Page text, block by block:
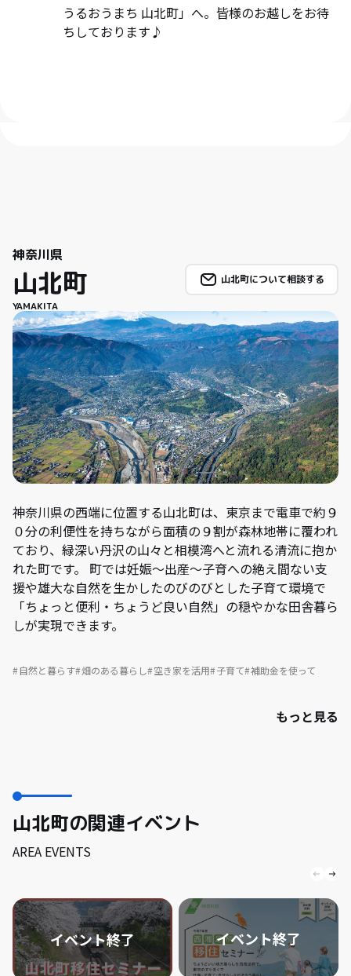
うるおうまち 山北町」へ。皆様のお越しをお待
ちしております♪
神奈川県
山北町
YAMAKITA
山北町について相談する
神奈川県の西端に位置する山北町は、東京まで電車で約９
０分の利便性を持ちながら面積の９割が森林地帯に覆われ
ており、緑深い丹沢の山々と相模湾へと流れる清流に抱か
れた町です。 町では妊娠～出産～子育への絶え間ない支
援や雄大な自然を生かしたのびのびとした子育て環境で
「ちょっと便利・ちょうど良い自然」の穏やかな田舎暮ら
しが実現できます。
自然と暮らす 畑のある暮らし 空き家を活用 子育て 補助金を使って
もっと見る
山北町の関連イベント
AREA EVENTS